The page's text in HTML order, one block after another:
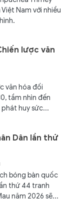
Nam với nhiều
lược văn
văn hóa đối
tầm nhìn đến
huy sức...
Dân lần thứ
bóng bàn quốc
thứ 44 tranh
năm 2026 sẽ...